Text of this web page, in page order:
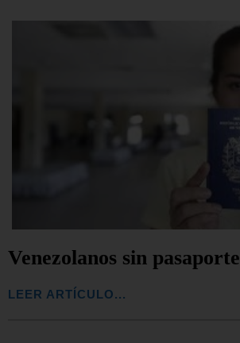
Venezolanos sin pasaporte
LEER ARTÍCULO...